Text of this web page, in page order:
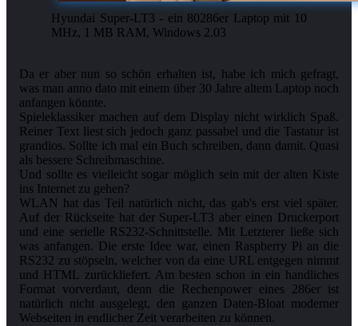
Hyundai Super-LT3 - ein 80286er Laptop mit 10
MHz, 1 MB RAM, Windows 2.03
Da er aber nun so schön erhalten ist, habe ich mich gefragt,
was man anno dato mit einem über 30 Jahre altem Laptop noch
anfangen könnte.
Spieleklassiker machen auf dem Display nicht wirklich Spaß.
Reiner Text liest sich jedoch ganz passabel und die Tastatur ist
grandios. Sollte ich mal ein Buch schreiben, dann damit. Quasi
als bessere Schreibmaschine.
Und sollte es vielleicht sogar möglich sein mit der alten Kiste
ins Internet zu gehen?
WLAN hat das Teil natürlich nicht, das gab's erst viel später.
Auf der Rückseite hat der Super-LT3 aber einen Druckerport
und eine serielle RS232-Schnittstelle. Mit Letzterer ließe sich
was anfangen. Die erste Idee war, einen Raspberry Pi an die
RS232 zu stöpseln, welcher von da eine URL entgegen nimmt
und HTML zurückliefert. Am besten schon in ein handliches
Format vorverdaut, denn die Rechenpower eines 286er ist
natürlich nicht ausgelegt, den ganzen Daten-Bloat moderner
Webseiten in endlicher Zeit verarbeiten zu können.